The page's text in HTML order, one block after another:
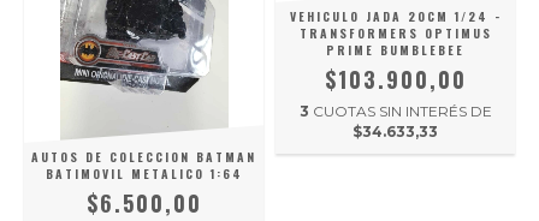
AUTOS DE COLECCION BATMAN
BATIMOVIL METALICO 1:64
$6.500,00
VEHICULO JADA 20CM 1/24 -
TRANSFORMERS OPTIMUS
PRIME BUMBLEBEE
$103.900,00
3 CUOTAS SIN INTERÉS DE
$34.633,33